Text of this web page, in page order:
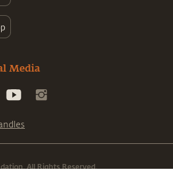
Media
All Rights Reserved.